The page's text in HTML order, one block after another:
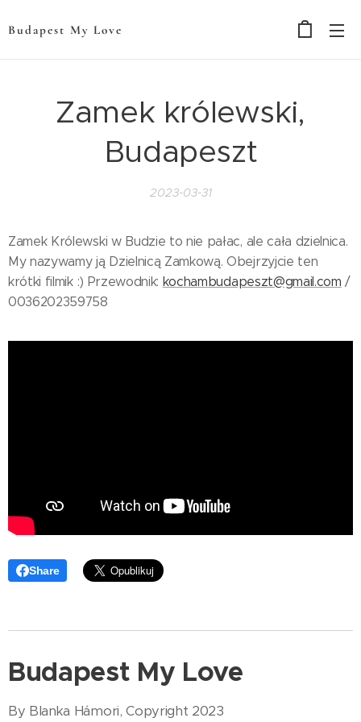
Budapest My Love
Zamek królewski,
Budapeszt
2023-03-31
Zamek Królewski w Budzie to nie pałac, ale cała dzielnica.
My nazywamy ją Dzielnicą Zamkową. Obejrzyjcie ten
krótki filmik :) Przewodnik: kochambudapeszt@gmail.com /
0036202359758
Share
Budapest My Love
By Blanka Hámori, Copyright 2023